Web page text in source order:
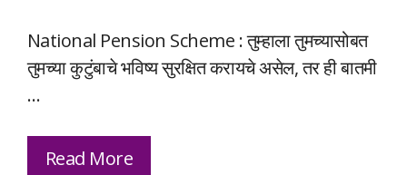
National Pension Scheme : तुम्हाला तुमच्यासोबत
तुमच्या कुटुंबाचे भविष्य सुरक्षित करायचे असेल, तर ही बातमी
…
Read More